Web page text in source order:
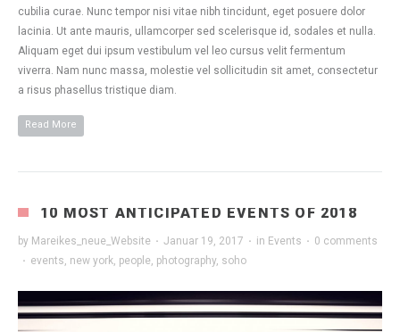
cubilia curae. Nunc tempor nisi vitae nibh tincidunt, eget posuere dolor
lacinia. Ut ante mauris, ullamcorper sed scelerisque id, sodales et nulla.
Aliquam eget dui ipsum vestibulum vel leo cursus velit fermentum
viverra. Nam nunc massa, molestie vel sollicitudin sit amet, consectetur
a risus phasellus tristique diam.
Read More
10 MOST ANTICIPATED EVENTS OF 2018
by Mareikes_neue_Website · Januar 19, 2017 · in Events · 0 comments
· events, new york, people, photography, soho